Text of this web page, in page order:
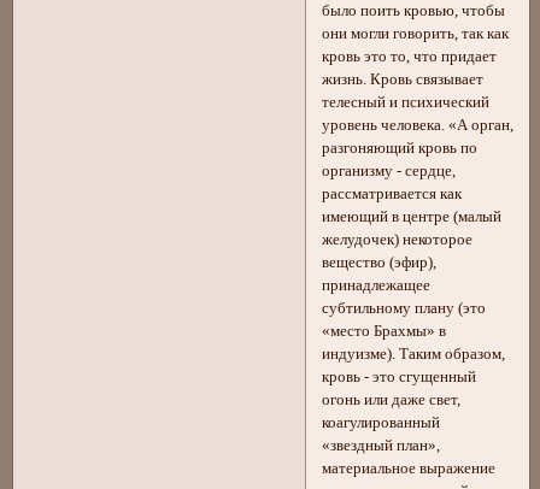
было поить кровью, чтобы
они могли говорить, так как
кровь это то, что придает
жизнь. Кровь связывает
телесный и психический
уровень человека. «А орган,
разгоняющий кровь по
организму - сердце,
рассматривается как
имеющий в центре (малый
желудочек) некоторое
вещество (эфир),
принадлежащее
субтильному плану (это
«место Брахмы» в
индуизме). Таким образом,
кровь - это сгущенный
огонь или даже свет,
коагулированный
«звездный план»,
материальное выражение